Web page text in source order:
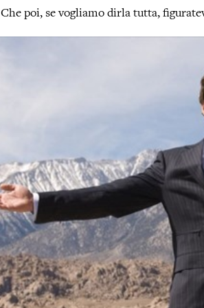
Che poi, se vogliamo dirla tutta,